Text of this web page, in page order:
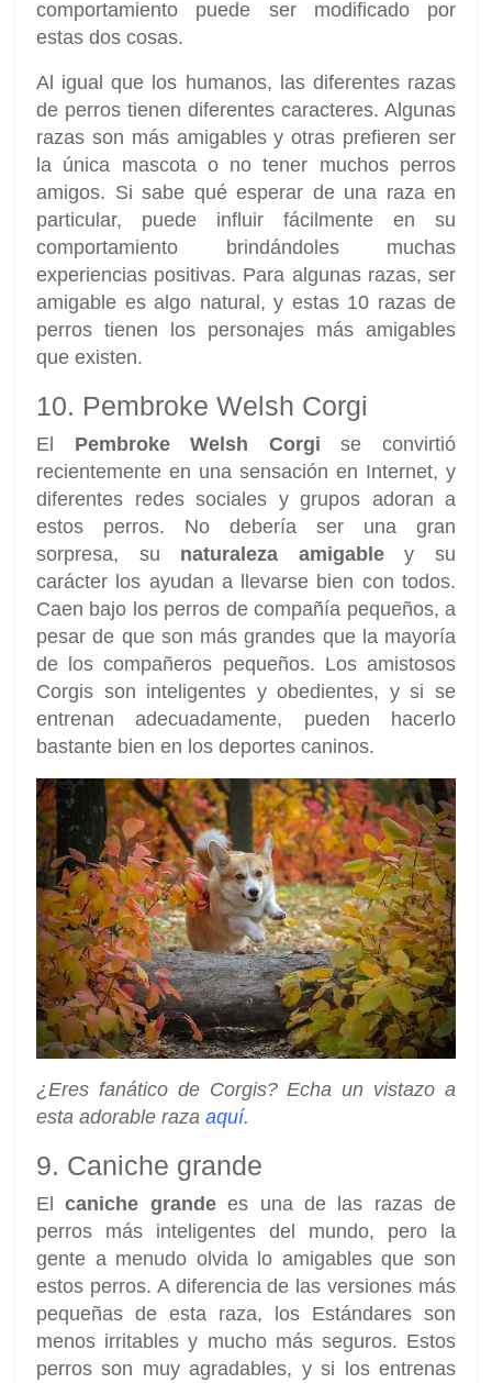
comportamiento puede ser modificado por
estas dos cosas.
Al igual que los humanos, las diferentes razas
de perros tienen diferentes caracteres. Algunas
razas son más amigables y otras prefieren ser
la única mascota o no tener muchos perros
amigos. Si sabe qué esperar de una raza en
particular, puede influir fácilmente en su
comportamiento brindándoles muchas
experiencias positivas. Para algunas razas, ser
amigable es algo natural, y estas 10 razas de
perros tienen los personajes más amigables
que existen.
10. Pembroke Welsh Corgi
El Pembroke Welsh Corgi se convirtió
recientemente en una sensación en Internet, y
diferentes redes sociales y grupos adoran a
estos perros. No debería ser una gran
sorpresa, su naturaleza amigabley su
carácter los ayudan a llevarse bien con todos.
Caen bajo los perros de compañía pequeños, a
pesar de que son más grandes que la mayoría
de los compañeros pequeños. Los amistosos
Corgis son inteligentes y obedientes, y si se
entrenan adecuadamente, pueden hacerlo
bastante bien en los deportes caninos.
¿Eres fanático de Corgis? Echa un vistazo a
esta adorable raza aquí.
9. Caniche grande
Elcaniche grandees una de las razas de
perros más inteligentes del mundo, pero la
gente a menudo olvida lo amigables que son
estos perros. A diferencia de las versiones más
pequeñas de esta raza, los Estándares son
menos irritables y mucho más seguros. Estos
perros son muy agradables, y si los entrenas